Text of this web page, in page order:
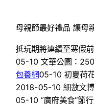
母親節最好禮品 讓母
抵玩期將連續至寒假
05-10 文華公園：
包養網05-10 初夏荷
2018-05-10 細數文
05-10 “廣府美食”節